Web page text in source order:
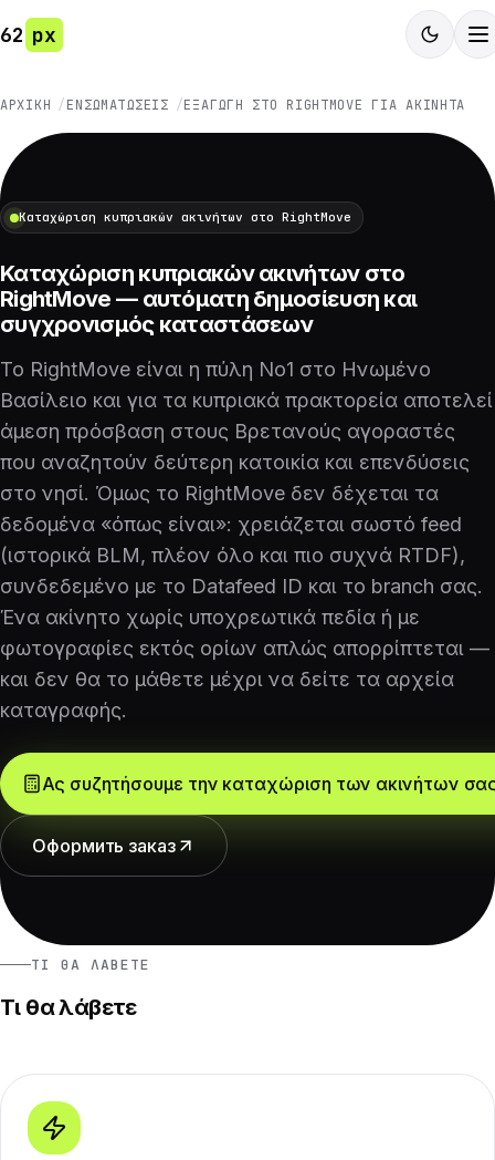
62 px
ΑΡΧΙΚΉ ΕΝΣΩΜΑΤΏΣΕΙΣ ΕΞΑΓΩΓΉ ΣΤΟ RIGHTMOVE ΓΙΑ ΑΚΊΝΗΤΑ
Καταχώριση κυπριακών ακινήτων στο RightMove
Καταχώριση κυπριακών ακινήτων στο
RightMove — αυτόματη δημοσίευση και
συγχρονισμός καταστάσεων
Το RightMove είναι η πύλη Νο1 στο Ηνωμένο
Βασίλειο και για τα κυπριακά πρακτορεία αποτελεί
άμεση πρόσβαση στους Βρετανούς αγοραστές
που αναζητούν δεύτερη κατοικία και επενδύσεις
στο νησί. Όμως το RightMove δεν δέχεται τα
δεδομένα «όπως είναι»: χρειάζεται σωστό feed
(ιστορικά BLM, πλέον όλο και πιο συχνά RTDF),
συνδεδεμένο με το Datafeed ID και το branch σας.
Ένα ακίνητο χωρίς υποχρεωτικά πεδία ή με
φωτογραφίες εκτός ορίων απλώς απορρίπτεται —
και δεν θα το μάθετε μέχρι να δείτε τα αρχεία
καταγραφής.
Ας συζητήσουμε την καταχώριση των ακινήτων
Оформить заказ
ΤΙ ΘΑ ΛΆΒΕΤΕ
Τι θα λάβετε